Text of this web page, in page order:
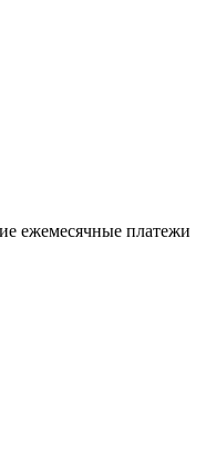
ежемесячные платежи